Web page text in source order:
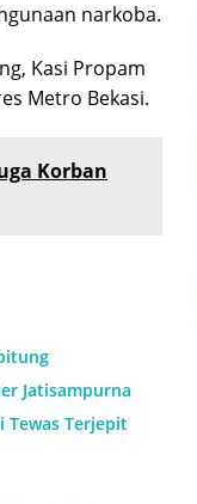
narkoba.
Kasi Propam
Metro Bekasi.
Korban
Jatisampurna
Tewas Terjepit